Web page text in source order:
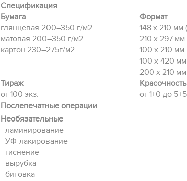
Спецификация
Бумага
глянцевая 200–350 г/м2
матовая 200–350 г/м2
картон 230–275г/м2
Формат
148 х 210 мм
210 х 297
100 х 210 мм
100 x 420 мм
200 x 210 мм
Тираж
от 100 экз.
Красочность
от 1+0 до 5+5
Послепечатные операции
Необязательные
- ламинирование
- УФ-лакирование
- тиснение
- вырубка
- биговка